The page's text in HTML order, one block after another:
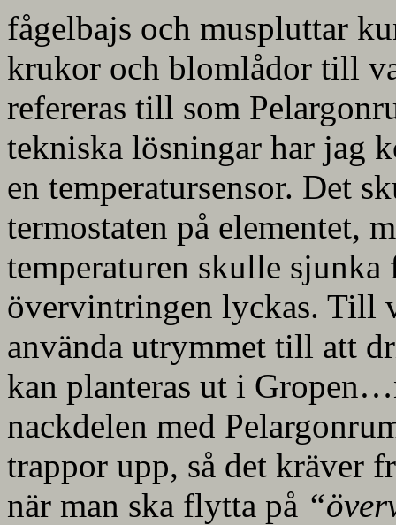
fågelbajs och muspluttar
krukor och blomlådor till
refereras till som
tekniska lösningar har jag
en temperatursensor. Det
termostaten på elementet,
temperaturen skulle
övervintringen lyckas. Till
använda utrymmet till att
kan planteras ut i
nackdelen med
trappor upp, så det kräver
när man ska flytta på